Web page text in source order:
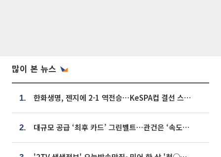
많이 본 뉴스
1. 한화생명, 젠지에 2-1 역전승⋯KeSPA컵 결선 스테이지 2 직행
2. 대규모 공급 ‘최후 카드’ 그린벨트⋯관건은 ‘속도’ [주택공급 승부수의 조건]